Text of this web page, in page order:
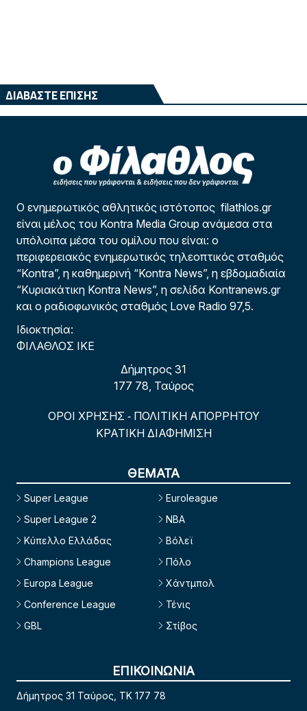
ΔΙΑΒΑΣΤΕ ΕΠΙΣΗΣ
Ο ενημερωτικός αθλητικός ιστότοπος filathlos.gr
είναι μέλος του Kontra Media Group ανάμεσα στα
υπόλοιπα μέσα του ομίλου που είναι: ο
περιφερειακός ενημερωτικός τηλεοπτικός σταθμός
“Kontra”, η καθημερινή “Kontra News”, η εβδομαδιαία
“Κυριακάτικη Kontra News”, η σελίδα Kontranews.gr
και ο ραδιοφωνικός σταθμός Love Radio 97,5.
Ιδιοκτησία:
ΦΙΛΑΘΛΟΣ ΙΚΕ
Δήμητρος 31
177 78, Ταύρος
ΟΡΟΙ ΧΡΗΣΗΣ - ΠΟΛΙΤΙΚΗ ΑΠΟΡΡΗΤΟΥ
ΚΡΑΤΙΚΗ ΔΙΑΦΗΜΙΣΗ
ΘΕΜΑΤΑ
Super League
Super League 2
Κύπελλο Ελλάδας
Champions League
Europa League
Conference League
GBL
Euroleague
NBA
Βόλεϊ
Πόλο
Χάντμπολ
Τένις
Στίβος
ΕΠΙΚΟΙΝΩΝΙΑ
Δήμητρος 31 Ταύρος, TK 177 78